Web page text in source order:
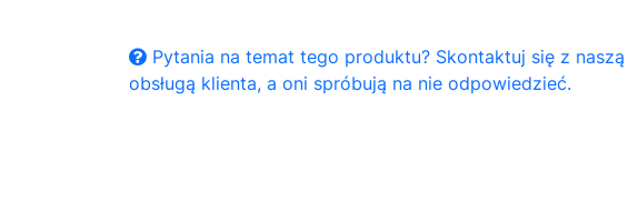
Pytania na temat tego produktu? Skontaktuj się z naszą
obsługą klienta, a oni spróbują na nie odpowiedzieć.